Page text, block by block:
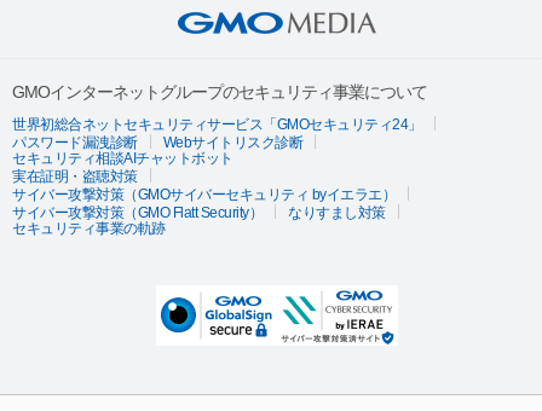
GMOインターネットグループのセキュリティ事業について
世界初総合ネットセキュリティサービス「GMOセキュリティ24」
パスワード漏洩診断
Webサイトリスク診断
セキュリティ相談AIチャットボット
実在証明・盗聴対策
サイバー攻撃対策（GMOサイバーセキュリティ byイエラエ）
サイバー攻撃対策（GMO Flatt Security）
なりすまし対策
セキュリティ事業の軌跡